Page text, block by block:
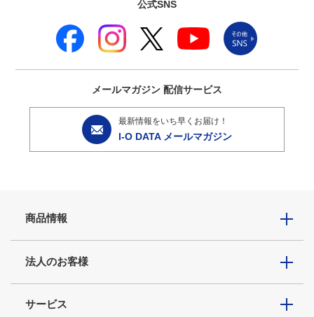
公式SNS
メールマガジン 配信サービス
最新情報をいち早くお届け！
I-O DATA メールマガジン
商品情報
法人のお客様
サービス